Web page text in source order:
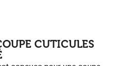
CUTICULES